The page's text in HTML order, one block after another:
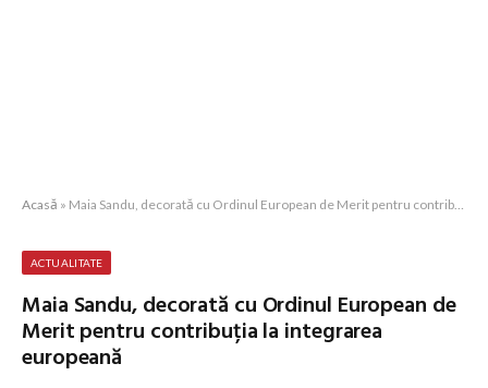
Acasă » Maia Sandu, decorată cu Ordinul European de Merit pentru contribuția la integrarea europeană
ACTUALITATE
Maia Sandu, decorată cu Ordinul European de
Merit pentru contribuția la integrarea
europeană